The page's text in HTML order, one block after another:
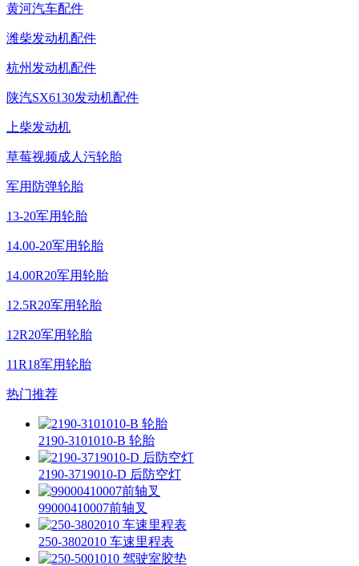
黄河汽车配件
潍柴发动机配件
杭州发动机配件
陕汽SX6130发动机配件
上柴发动机
草莓视频成人污轮胎
军用防弹轮胎
13-20军用轮胎
14.00-20军用轮胎
14.00R20军用轮胎
12.5R20军用轮胎
12R20军用轮胎
11R18军用轮胎
热门推荐
2190-3101010-B 轮胎
2190-3719010-D 后防空灯
99000410007前轴叉
250-3802010 车速里程表